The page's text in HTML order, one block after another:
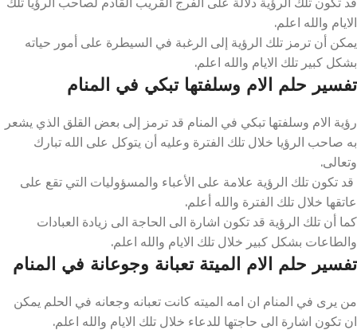
الايام والله اعلم.
يمكن أن ترمز تلك الرؤية إلى الرغبة في السيطرة على أمور حياته
بشكل كبير تلك الايام والله اعلم.
تفسير حلم الام وسلفتها تبكي في المنام
رؤية الام وسلفتها تبكي في المنام قد ترمز إلى بعض القلق الذي يشعر
به صاحب الرؤيا خلال تلك الفترة وعليه أن يتوكل على الله تبارك
وتعالى.
قد تكون تلك الرؤية علامة على الأعباء والمسؤوليات التي تقع على
عاتقها خلال تلك الفترة والله أعلم.
كما أن تلك الرؤية قد تكون اشارة الى الحاجة الى زيادة العبادات
والطاعات بشكل كبير خلال تلك الايام والله اعلم.
تفسير حلم الام الميتة تعبانة وجوعانة في المنام
من يرى في المنام ان امه الميته كانت تعبانه وجعانه في الحلم يمكن
ان تكون اشارة الى حاجتها للدعاء خلال تلك الايام والله اعلم.